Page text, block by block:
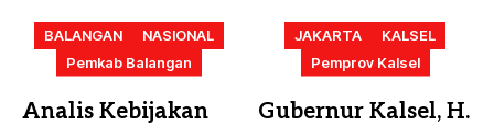
BALANGAN
NASIONAL
Pemkab Balangan
Analis Kebijakan
JAKARTA
KALSEL
Pemprov Kalsel
Gubernur Kalsel, H.